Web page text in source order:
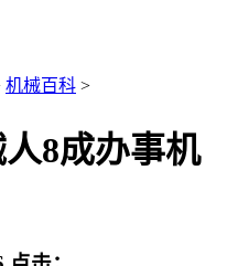
机械百科 >
8成办事机